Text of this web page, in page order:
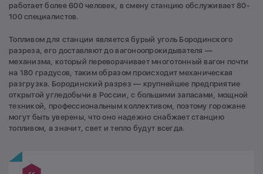
работает более 600 человек, в смену станцию обслуживает 80-
100 специалистов.
Топливом для станции является бурый уголь Бородинского
разреза, его доставляют до вагоноопрокидывателя —
механизма, который переворачивает многотонный вагон почти
на 180 градусов, таким образом происходит механическая
разгрузка. Бородинский разрез — крупнейшее предприятие
открытой угледобычи в России, с большими запасами, мощной
техникой, профессиональным коллективом, поэтому горожане
могут быть уверены, что оно надежно снабжает станцию
топливом, а значит, свет и тепло будут всегда.